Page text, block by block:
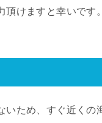
けますと幸いです。
いため、すぐ近く